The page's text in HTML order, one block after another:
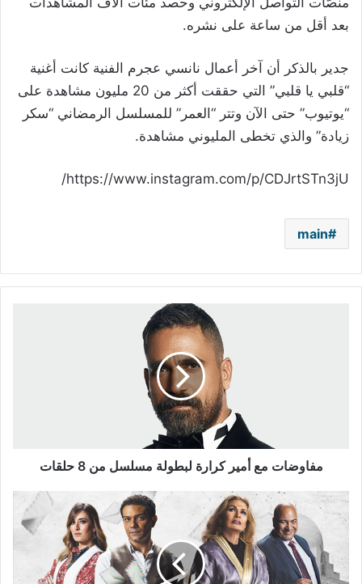
بعد أقل من ساعة على نشره.
جدير بالذكر أن آخر أعمال نانسي عجرم الفنية كانت أغنية
“قلبي يا قلبي” التي حققت أكثر من 20 مليون مشاهدة على
“يوتيوب” حتى الآن وتتر “العمر” للمسلسل الرمضاني “سكر
زيادة” والذي تخطى المليوني مشاهدة.
https://www.instagram.com/p/CDJrtSTn3jU/
main
مفاوضات مع أمير كرارة لبطولة مسلسل من 8 حلقات
في
خطوة
مسبوقة..